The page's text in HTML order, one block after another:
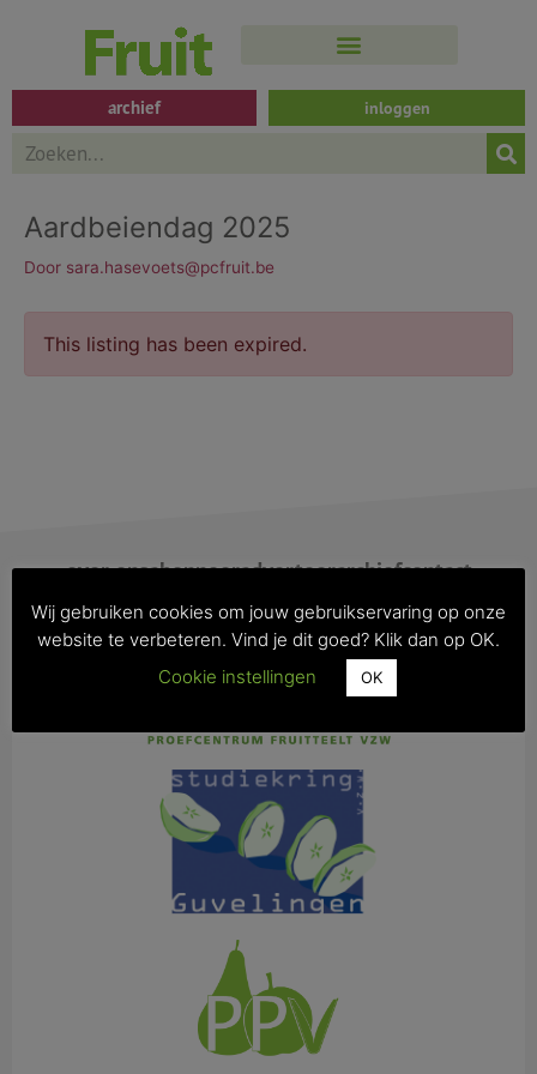
inhoud
archief inloggen
Search
Aardbeiendag 2025
Door sara.hasevoets@pcfruit.be
This listing has been expired.
over onsabonneeradverteerarchiefcontact
actueelteeltadviesagendazoekertjesweervakblad online
Wij gebruiken cookies om jouw gebruikservaring op onze
website te verbeteren. Vind je dit goed? Klik dan op OK.
Cookie instellingen
OK